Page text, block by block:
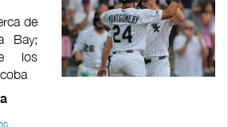
de
Bay;
los